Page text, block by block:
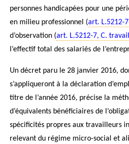
personnes handicapées pour une
en milieu professionnel (art. L.5212-
d’observation (art. L.5212-7, C. travail
l’effectif total des salariés de
Un décret paru le 28 janvier 2016,
s’appliqueront à la déclaration
titre de l’année 2016, précise la
d’équivalents bénéficiaires de
spécificités propres aux travailleurs
relevant du régime micro-social et